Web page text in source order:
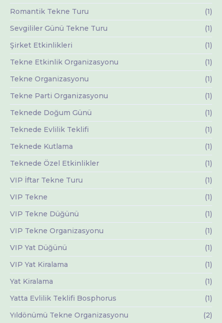
Romantik Tekne Turu
(1)
Sevgililer Günü Tekne Turu
(1)
Şirket Etkinlikleri
(1)
Tekne Etkinlik Organizasyonu
(1)
Tekne Organizasyonu
(1)
Tekne Parti Organizasyonu
(1)
Teknede Doğum Günü
(1)
Teknede Evlilik Teklifi
(1)
Teknede Kutlama
(1)
Teknede Özel Etkinlikler
(1)
VIP İftar Tekne Turu
(1)
VIP Tekne
(1)
VIP Tekne Düğünü
(1)
VIP Tekne Organizasyonu
(1)
VIP Yat Düğünü
(1)
VIP Yat Kiralama
(1)
Yat Kiralama
(1)
Yatta Evlilik Teklifi Bosphorus
(1)
Yıldönümü Tekne Organizasyonu
(2)